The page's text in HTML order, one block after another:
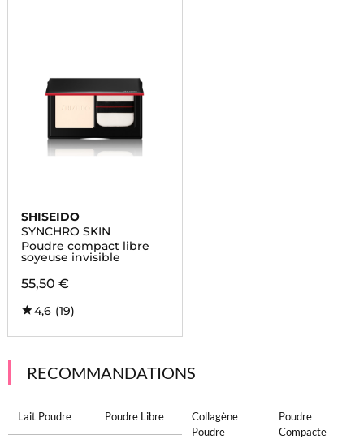
SHISEIDO
SYNCHRO SKIN
Poudre compact libre
soyeuse invisible
55,50 €
4,6 (19)
RECOMMANDATIONS
Lait Poudre Poudre Libre
Collagène
Poudre
Poudre
Compacte